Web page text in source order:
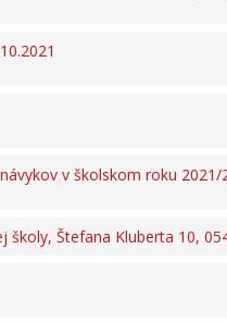
v školskom roku 2021/
školy, Štefana Kluberta 10,